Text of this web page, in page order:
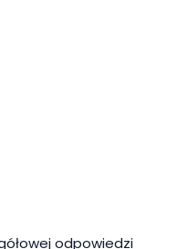
odpowiedzi